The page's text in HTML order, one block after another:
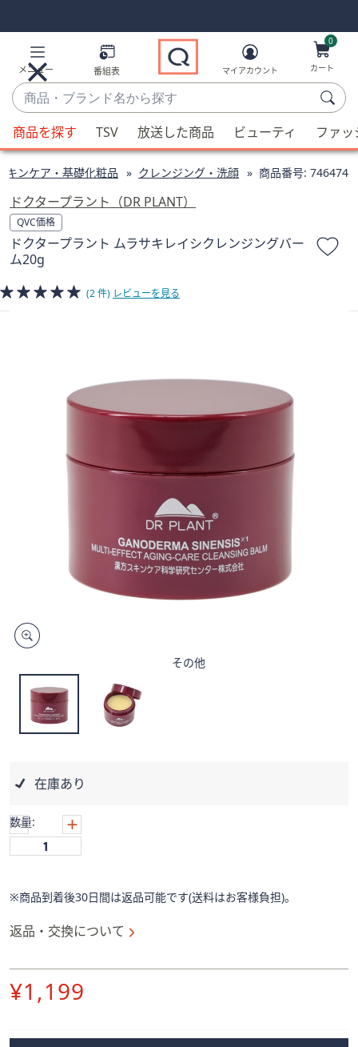
Links
Links2
メニュー 番組表
商
品・
ブ
ラ
ン
名
か
ら
探
す
候
補
利
用
可
能
な
合、
ス
で
右
ワ
プ
て
閲
覧
き
す。
マイアカウント
0
カート
商品を探す TSV 放送した商品 ビューティ ファ
キンケア・基礎化粧品 クレンジング・洗顔 商品番号: 746474
ドクタープラント（DR PLANT）
QVC価格
ドクタープラント ムラサキレイシクレンジングバー
ム20g
(2 件) レビューを見る
その他
在庫あり
数量:
※商品到着後30日間は返品可能です(送料はお客様負担)。
返品・交換について
削
¥1,199